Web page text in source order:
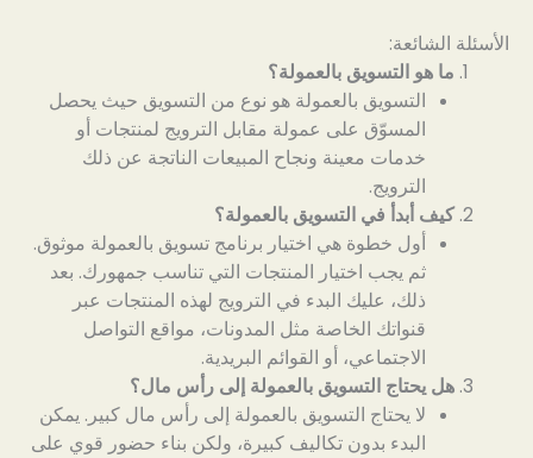
الأسئلة الشائعة:
ما هو التسويق بالعمولة؟
التسويق بالعمولة هو نوع من التسويق حيث يحصل
المسوّق على عمولة مقابل الترويج لمنتجات أو
خدمات معينة ونجاح المبيعات الناتجة عن ذلك
الترويج.
كيف أبدأ في التسويق بالعمولة؟
أول خطوة هي اختيار برنامج تسويق بالعمولة موثوق.
ثم يجب اختيار المنتجات التي تناسب جمهورك. بعد
ذلك، عليك البدء في الترويج لهذه المنتجات عبر
قنواتك الخاصة مثل المدونات، مواقع التواصل
الاجتماعي، أو القوائم البريدية.
هل يحتاج التسويق بالعمولة إلى رأس مال؟
لا يحتاج التسويق بالعمولة إلى رأس مال كبير. يمكن
البدء بدون تكاليف كبيرة، ولكن بناء حضور قوي على